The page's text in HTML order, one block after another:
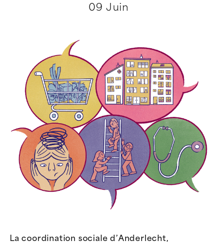
09 Juin
La coordination sociale d’Anderlecht,